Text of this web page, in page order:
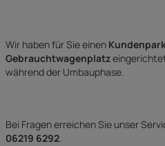
Wir haben für Sie einen
Gebrauchtwagenplatz
während der Umbauphase.
Bei Fragen erreichen Sie unser
06219 6292.